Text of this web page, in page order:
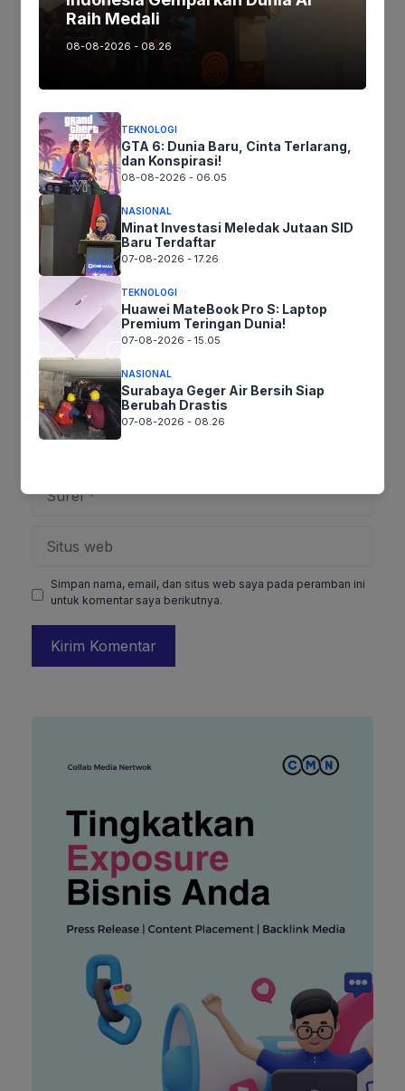
Ikuti kami :
Tinggalkan komentar
Komentar
Nama
web
Simpan nama, email, dan situs web saya pada peramban ini
untuk komentar saya berikutnya.
Raih Medali
08-08-2026 - 08.26
TEKNOLOGI
GTA 6: Dunia Baru, Cinta Terlarang,
dan Konspirasi!
08-08-2026 - 06.05
NASIONAL
Minat Investasi Meledak Jutaan SID
Baru Terdaftar
07-08-2026 - 17.26
TEKNOLOGI
Huawei MateBook Pro S: Laptop
Premium Teringan Dunia!
07-08-2026 - 15.05
NASIONAL
Surabaya Geger Air Bersih Siap
Berubah Drastis
07-08-2026 - 08.26